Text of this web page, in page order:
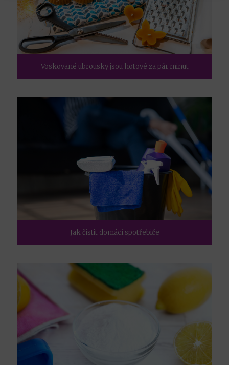
Voskované ubrousky jsou hotové za pár minut
Jak čistit domácí spotřebiče